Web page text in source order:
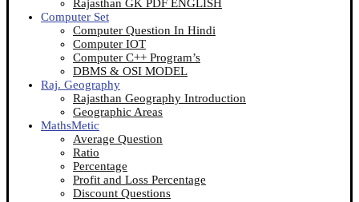
Rajasthan GK PDF ENGLISH
Computer Set
Computer Question In Hindi
Computer IOT
Computer C++ Program’s
DBMS & OSI MODEL
Raj. Geography
Rajasthan Geography Introduction
Geographic Areas
MathsMetic
Average Question
Ratio
Percentage
Profit and Loss Percentage
Discount Questions